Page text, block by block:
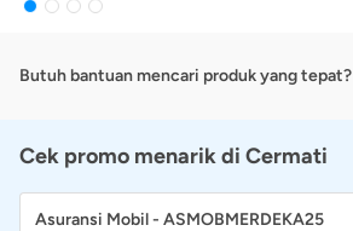
Butuh bantuan mencari produk yang tepat?
Cek promo menarik di Cermati
Asuransi Mobil - ASMOBMERDEKA25